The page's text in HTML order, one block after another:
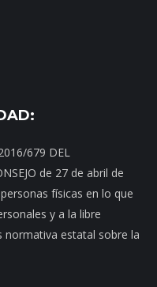
679 DEL
de 27 de abril de
físicas en lo que
y a la libre
normativa estatal sobre la